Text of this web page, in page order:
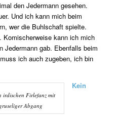
den Jedermann gesehen.
Und ich kann mich beim
wer die Buhlschaft spielte.
Komischerweise kann ich mich
Jedermann gab. Ebenfalls beim
ich auch zugeben, ich bin
irdischen Firlefanz mit
Abgang
Kein